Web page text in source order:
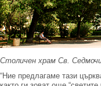
Столичен храм Св.
“Ние предлагаме тази